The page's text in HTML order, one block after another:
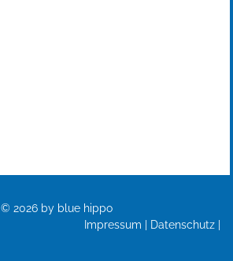
© 2026 by blue hippo
Impressum
Datenschutz